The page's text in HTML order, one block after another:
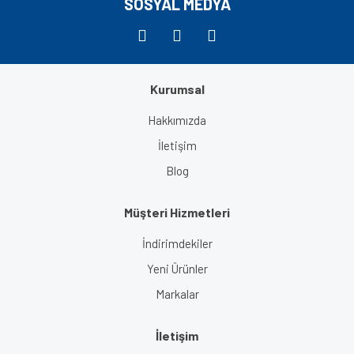
SOSYAL MEDYA
Kurumsal
Hakkımızda
İletişim
Blog
Müşteri Hizmetleri
İndirimdekiler
Yeni Ürünler
Markalar
İletişim